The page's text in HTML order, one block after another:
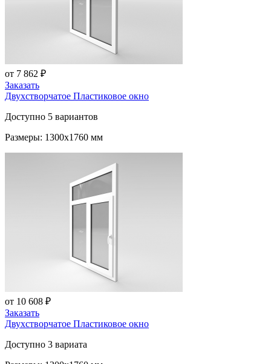
от 7 862 ₽
Заказать
Двухстворчатое Пластиковое окно
Доступно 5 вариантов
Размеры: 1300x1760 мм
от 10 608 ₽
Заказать
Двухстворчатое Пластиковое окно
Доступно 3 вариата